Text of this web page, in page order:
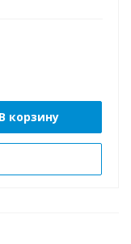
В корзину